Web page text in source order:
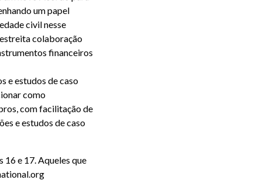
um papel
civil nesse
colaboração
financeiros
e estudos de caso
como
com facilitação de
e estudos de caso
e 17. Aqueles que